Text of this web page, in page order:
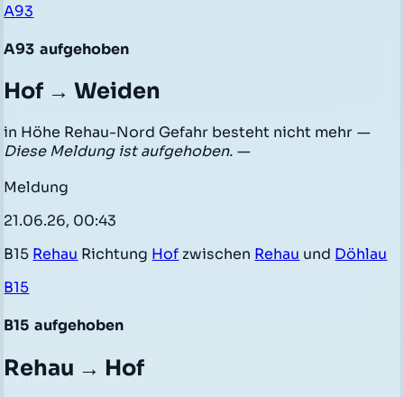
A93
A93 aufgehoben
Hof → Weiden
in Höhe Rehau-Nord Gefahr besteht nicht mehr —
Diese Meldung ist aufgehoben. —
Meldung
21.06.26, 00:43
B15 Rehau Richtung Hof zwischen Rehau und Döhlau
B15
B15 aufgehoben
Rehau → Hof